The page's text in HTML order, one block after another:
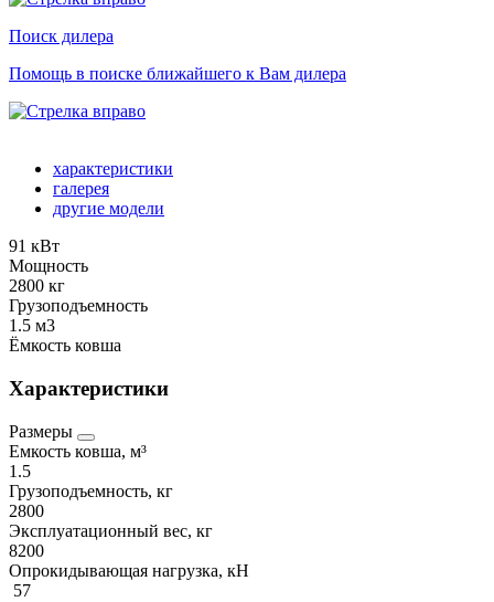
Поиск дилера
Помощь в поиске ближайшего к Вам дилера
характеристики
галерея
другие модели
91 кВт
Мощность
2800 кг
Грузоподъемность
1.5 м3
Ёмкость ковша
Характеристики
Размеры
Емкость ковша, м³
1.5
Грузоподъемность, кг
2800
Эксплуатационный вес, кг
8200
Опрокидывающая нагрузка, кН
57